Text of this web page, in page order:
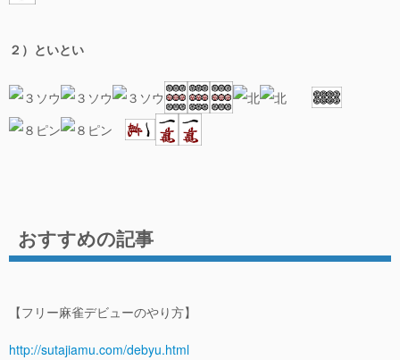
北海道
関東
四国
沖縄
２）といとい
おすすめの記事
【フリー麻雀デビューのやり方】
http://sutajiamu.com/debyu.html